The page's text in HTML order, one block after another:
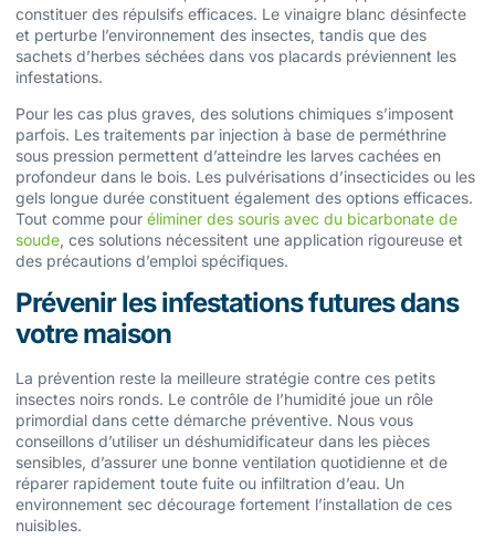
constituer des répulsifs efficaces. Le vinaigre blanc désinfecte
et perturbe l’environnement des insectes, tandis que des
sachets d’herbes séchées dans vos placards préviennent les
infestations.
Pour les cas plus graves, des solutions chimiques s’imposent
parfois. Les traitements par injection à base de perméthrine
sous pression permettent d’atteindre les larves cachées en
profondeur dans le bois. Les pulvérisations d’insecticides ou les
gels longue durée constituent également des options efficaces.
Tout comme pour éliminer des souris avec du bicarbonate de
soude, ces solutions nécessitent une application rigoureuse et
des précautions d’emploi spécifiques.
Prévenir les infestations futures dans
votre maison
La prévention reste la meilleure stratégie contre ces petits
insectes noirs ronds. Le contrôle de l’humidité joue un rôle
primordial dans cette démarche préventive. Nous vous
conseillons d’utiliser un déshumidificateur dans les pièces
sensibles, d’assurer une bonne ventilation quotidienne et de
réparer rapidement toute fuite ou infiltration d’eau. Un
environnement sec décourage fortement l’installation de ces
nuisibles.